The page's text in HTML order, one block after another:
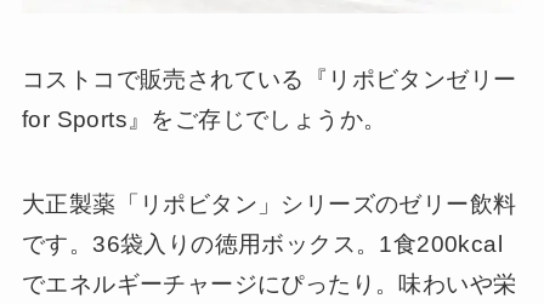
コストコで販売されている『リポビタンゼリー
for Sports』をご存じでしょうか。
大正製薬「リポビタン」シリーズのゼリー飲料
です。36袋入りの徳用ボックス。1食200kcal
でエネルギーチャージにぴったり。味わいや栄